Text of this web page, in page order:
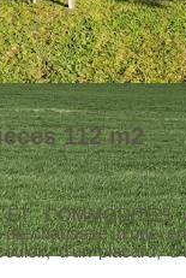
112 m2
A PIEDS
chaussée d'une
d'un placard,